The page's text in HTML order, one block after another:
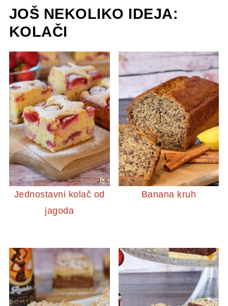
JOŠ NEKOLIKO IDEJA:
KOLAČI
Jednostavni kolač od
jagoda
Banana kruh